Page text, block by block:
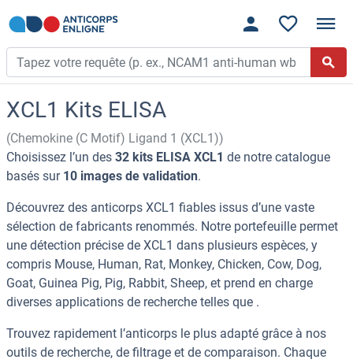
XCL1 Kits ELISA
(Chemokine (C Motif) Ligand 1 (XCL1))
Choisissez l’un des 32 kits ELISA XCL1 de notre catalogue
basés sur 10 images de validation.
Découvrez des anticorps XCL1 fiables issus d’une vaste
sélection de fabricants renommés. Notre portefeuille permet
une détection précise de XCL1 dans plusieurs espèces, y
compris Mouse, Human, Rat, Monkey, Chicken, Cow, Dog,
Goat, Guinea Pig, Pig, Rabbit, Sheep, et prend en charge
diverses applications de recherche telles que .
Trouvez rapidement l’anticorps le plus adapté grâce à nos
outils de recherche, de filtrage et de comparaison. Chaque